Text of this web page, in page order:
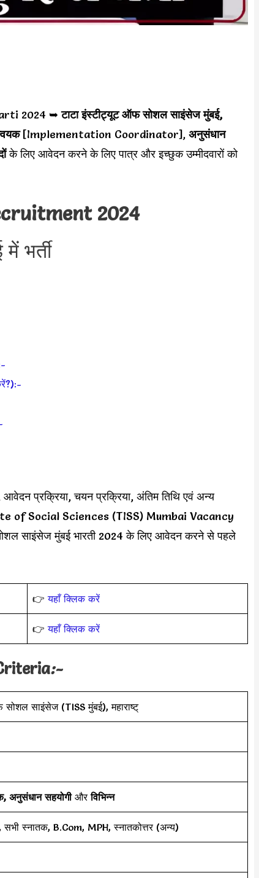
2024 ➥टाटा इंस्टीट्यूट ऑफ सोशल साइंसेज मुंबई,
[Implementation Coordinator], अनुसंधान
के लिए आवेदन करने के लिए पात्र और इच्छुक उम्मीदवारों को
2024
भर्ती
आवेदन प्रक्रिया, चयन प्रक्रिया, अंतिम तिथि एवं अन्य
of Social Sciences (TISS) Mumbai Vacancy
साइंसेज मुंबई भारती 2024 के लिए आवेदन करने से पहले
👉यहाँ क्लिक करें
👉यहाँ क्लिक करें
:-
सोशल साइंसेज (TISS मुंबई), महाराष्ट्
अनुसंधान सहयोगीऔरविभिन्न
सभी स्नातक, B.Com, MPH, स्नातकोत्तर (अन्य)